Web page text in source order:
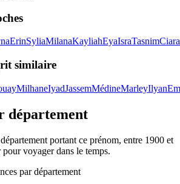
ErinSyliaMilanaKayliahEyaIsraTasnimCiara
similaire
MilhaneIyadJassemMédineMarleyIlyan
département
portant ce prénom, entre 1900 et
pour voyager dans le temps.
par département